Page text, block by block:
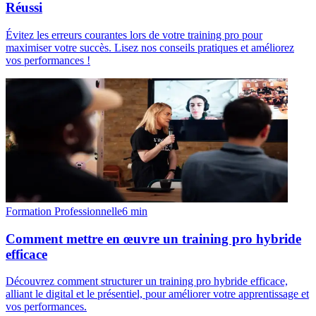
Réussi
Évitez les erreurs courantes lors de votre training pro pour
maximiser votre succès. Lisez nos conseils pratiques et améliorez
vos performances !
Formation Professionnelle6 min
Comment mettre en œuvre un training pro hybride
efficace
Découvrez comment structurer un training pro hybride efficace,
alliant le digital et le présentiel, pour améliorer votre apprentissage et
vos performances.